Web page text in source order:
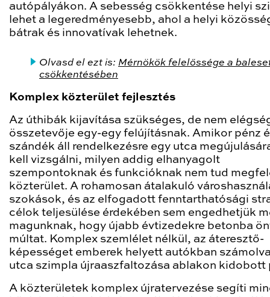
autópályákon. A sebesség csökkentése helyi
lehet a legeredményesebb, ahol a helyi
bátrak és innovatívak lehetnek.
Olvasd el ezt is: Mérnökök felelőssége a
csökkentésében
Komplex közterület fejlesztés
Az úthibák kijavítása szükséges, de nem
összetevője egy-egy felújításnak. Amikor pénz
szándék áll rendelkezésre egy utca
kell vizsgálni, milyen addig elhanyagolt
szempontoknak és funkcióknak nem tud
közterület. A rohamosan átalakuló
szokások, és az elfogadott fenntarthatósági
célok teljesülése érdekében sem engedhetjük
magunknak, hogy újabb évtizedekre betonba
múltat. Komplex szemlélet nélkül, az áteresztő-
képességet emberek helyett autókban
utca szimpla újraaszfaltozása ablakon kidobott
A közterületek komplex újratervezése segíti